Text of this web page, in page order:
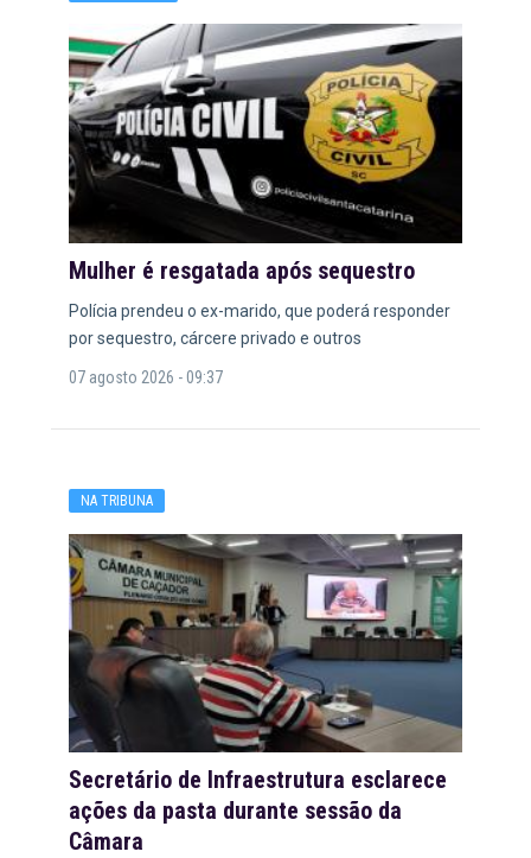
Mulher é resgatada após sequestro
Polícia prendeu o ex-marido, que poderá responder
por sequestro, cárcere privado e outros
07 agosto 2026 - 09:37
NA TRIBUNA
Secretário de Infraestrutura esclarece
ações da pasta durante sessão da
Câmara